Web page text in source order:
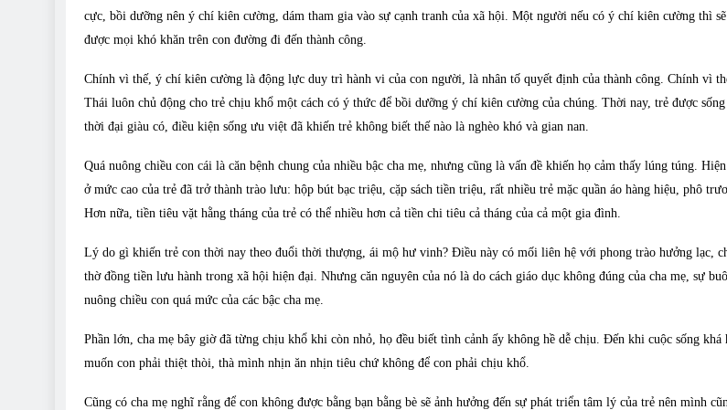
cực, bồi dưỡng nên ý chí kiên cường, dám tham gia vào sự cạnh tranh của xã hội. Một người nếu có ý chí kiên cường thì
được mọi khó khăn trên con đường đi đến thành công.
Chính vì thế, ý chí kiên cường là động lực duy trì hành vi của con người, là nhân tố quyết định của thành công. Chính vì
Thái luôn chủ động cho trẻ chịu khổ một cách có ý thức để bồi dưỡng ý chí kiên cường của chúng. Thời nay, trẻ được
thời đại giàu có, điều kiện sống ưu việt đã khiến trẻ không biết thế nào là nghèo khó và gian nan.
Quá nuông chiều con cái là căn bệnh chung của nhiều bậc cha mẹ, nhưng cũng là vấn đề khiến họ cảm thấy lúng túng.
ở mức cao của trẻ đã trở thành trào lưu: hộp bút bạc triệu, cặp sách tiền triệu, rất nhiều trẻ mặc quần áo hàng hiệu, phô
Hơn nữa, tiền tiêu vặt hằng tháng của trẻ có thể nhiều hơn cả tiền chi tiêu cả tháng của cả một gia đình.
Lý do gì khiến trẻ con thời nay theo đuổi thời thượng, ái mộ hư vinh? Điều này có mối liên hệ với phong trào hưởng lạc,
thờ đồng tiền lưu hành trong xã hội hiện đại. Nhưng căn nguyên của nó là do cách giáo dục không đúng của cha mẹ, sự
nuông chiều con quá mức của các bậc cha mẹ.
Phần lớn, cha mẹ bây giờ đã từng chịu khổ khi còn nhỏ, họ đều biết tình cảnh ấy không hề dễ chịu. Đến khi cuộc sống khá
muốn con phải thiệt thòi, thà mình nhịn ăn nhịn tiêu chứ không để con phải chịu khổ.
Cũng có cha mẹ nghĩ rằng để con không được bằng bạn bằng bè sẽ ảnh hưởng đến sự phát triển tâm lý của trẻ nên mình